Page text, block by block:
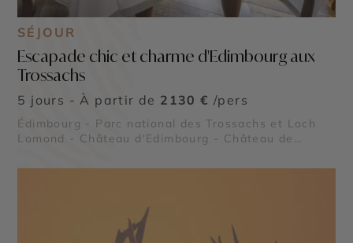
SÉJOUR
Escapade chic et charme d'Edimbourg aux
Trossachs
5 jours - À partir de 2130 € /pers
Édimbourg - Parc national des Trossachs et Loch
Lomond - Château d'Edimbourg - Château de